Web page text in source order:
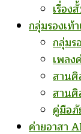
เรื่อง
กลุ่มรองเท้
กลุ่มร
เพลง
สานศิ
สานศิ
คู่มือ
ค่ายอาสา